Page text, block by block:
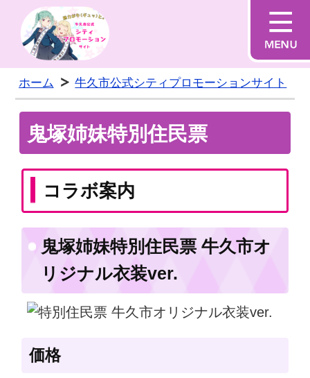
ホーム 牛久市公式シティプロモーションサイト
鬼塚姉妹特別住民票
コラボ案内
鬼塚姉妹特別住民票 牛久市オ
リジナル衣装ver.
価格